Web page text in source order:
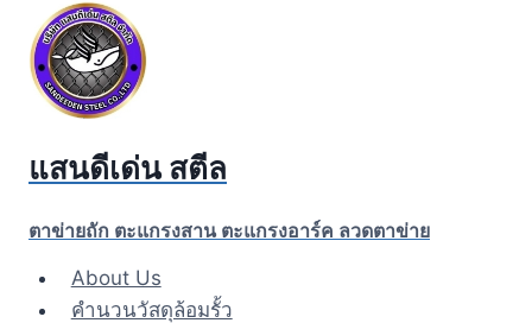
content
แสนดีเด่น สตีล
ตาข่ายถัก ตะแกรงสาน ตะแกรงอาร์ค ลวดตาข่าย
About Us
คำนวนวัสดุล้อมรั้ว